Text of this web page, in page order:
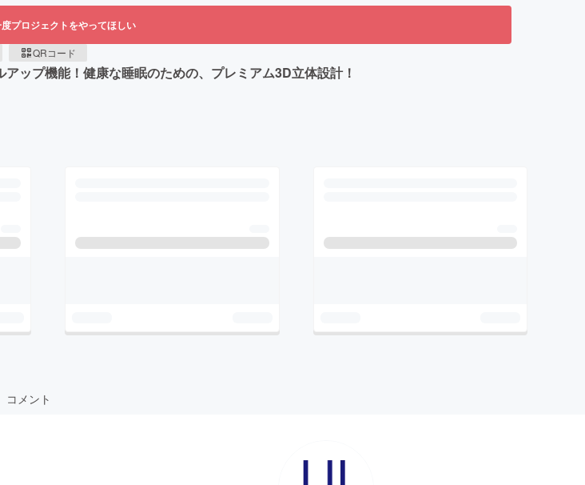
度プロジェクトをやってほしい
QRコード
ップ機能！健康な睡眠のための、プレミアム3D立体設計！
コメント